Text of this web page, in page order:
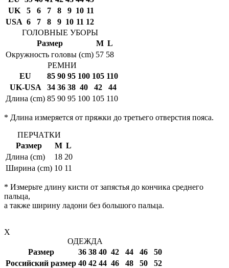
UK
5 6 7 8 9 10 11
USA 6 7 8 9 10 11 12
ГОЛОВНЫЕ УБОРЫ
Размер
M L
Окружность головы (cm) 57 58
РЕМНИ
EU
85 90 95 100 105 110
UK-USA
34 36 38 40 42
44
Длина (cm) 85 90 95 100 105 110
* Длина измеряется от пряжки до третьего отверстия пояса.
ПЕРЧАТКИ
Размер
M L
Длина (cm)
18 20
Ширина (cm) 10 11
* Измерьте длину кисти от запястья до кончика среднего
пальца,
а также ширину ладони без большого пальца.
X
ОДЕЖДА
Размер
36 38 40 42 44 46
50
Российский размер 40 42 44 46 48 50
52